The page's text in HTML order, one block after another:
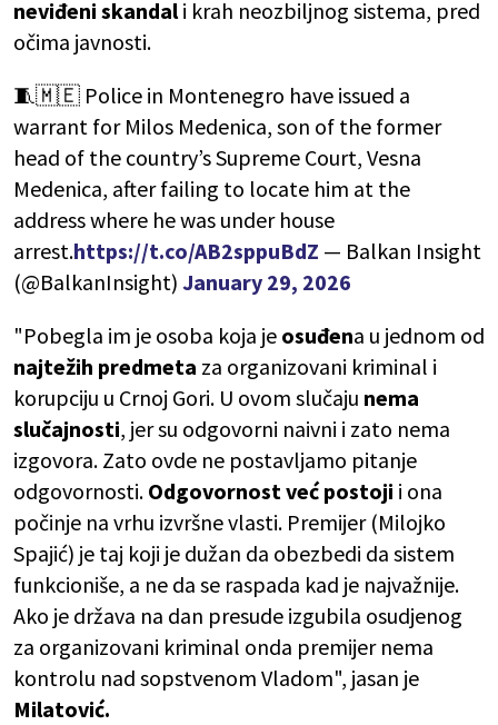
neviđeni skandali krah neozbiljnog sistema, pred
očima javnosti.
🧵🇲🇪 Police in Montenegro have issued a
warrant for Milos Medenica, son of the former
head of the country’s Supreme Court, Vesna
Medenica, after failing to locate him at the
address where he was under house
arrest.https://t.co/AB2sppuBdZ — Balkan Insight
(@BalkanInsight) January 29, 2026
"Pobegla im je osoba koja je osuđena u jednom od
najtežih predmeta za organizovani kriminal i
korupciju u Crnoj Gori. U ovom slučaju nema
slučajnosti, jer su odgovorni naivni i zato nema
izgovora. Zato ovde ne postavljamo pitanje
odgovornosti. Odgovornost već postoji i ona
počinje na vrhu izvršne vlasti. Premijer (Milojko
Spajić) je taj koji je dužan da obezbedi da sistem
funkcioniše, a ne da se raspada kad je najvažnije.
Ako je država na dan presude izgubila osudjenog
za organizovani kriminal onda premijer nema
kontrolu nad sopstvenom Vladom", jasan je
Milatović.